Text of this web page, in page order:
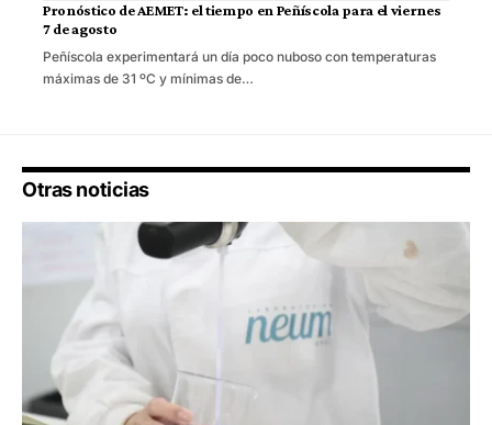
Pronóstico de AEMET: el tiempo en Peñíscola para el viernes
7 de agosto
Peñíscola experimentará un día poco nuboso con temperaturas
máximas de 31 ºC y mínimas de…
Otras noticias